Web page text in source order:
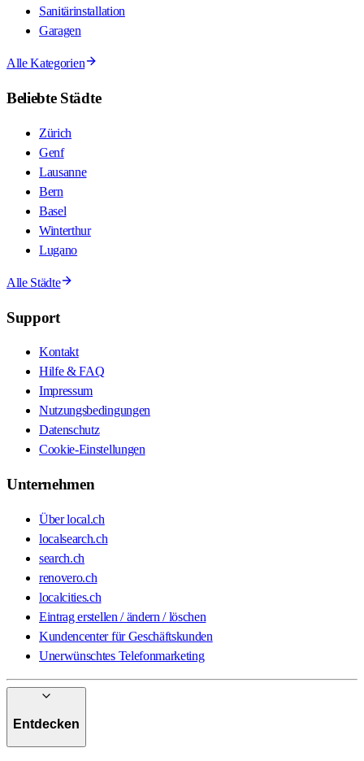
Sanitärinstallation
Garagen
Alle Kategorien
Beliebte Städte
Zürich
Genf
Lausanne
Bern
Basel
Winterthur
Lugano
Alle Städte
Support
Kontakt
Hilfe & FAQ
Impressum
Nutzungsbedingungen
Datenschutz
Cookie-Einstellungen
Unternehmen
Über local.ch
localsearch.ch
search.ch
renovero.ch
localcities.ch
Eintrag erstellen / ändern / löschen
Kundencenter für Geschäftskunden
Unerwünschtes Telefonmarketing
Entdecken